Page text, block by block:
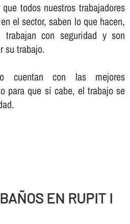
todos nuestros trabajadores
el sector, saben lo que hacen,
con seguridad y son
su trabajo.
cuentan con las mejores
para que sí­ cabe, el trabajo se
EN RUPIT I